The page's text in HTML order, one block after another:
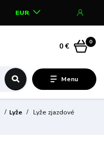
Menu
EUR
0
0 €
Lyže
Lyže zjazdové